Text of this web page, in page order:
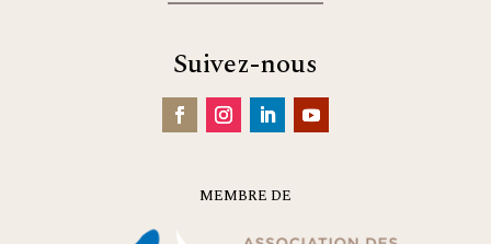
Suivez-nous
MEMBRE DE